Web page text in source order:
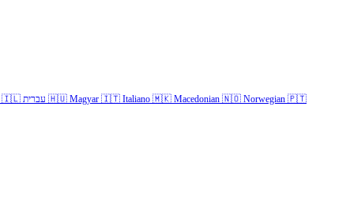
🇮🇱 עברית 🇭🇺 Magyar 🇮🇹 Italiano 🇲🇰 Macedonian 🇳🇴 Norwegian 🇵🇹